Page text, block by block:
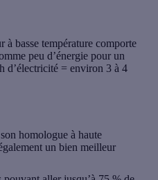
à basse température comporte
peu d’énergie pour un
d’électricité = environ 3 à 4
homologue à haute
un bien meilleur